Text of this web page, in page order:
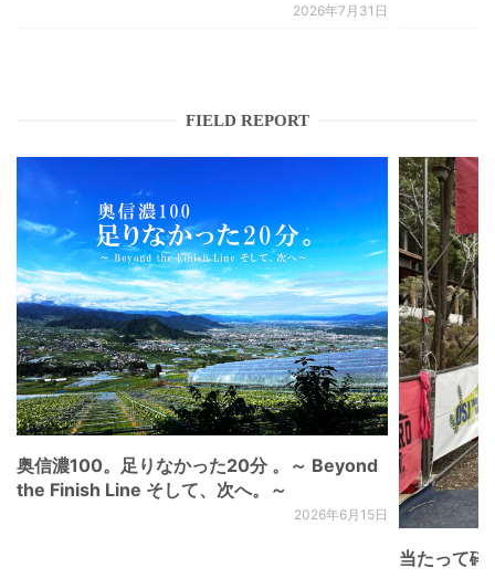
2026年7月31日
FIELD REPORT
奥信濃100。足りなかった20分 。～ Beyond
the Finish Line そして、次へ。～
2026年6月15日
当たって砕